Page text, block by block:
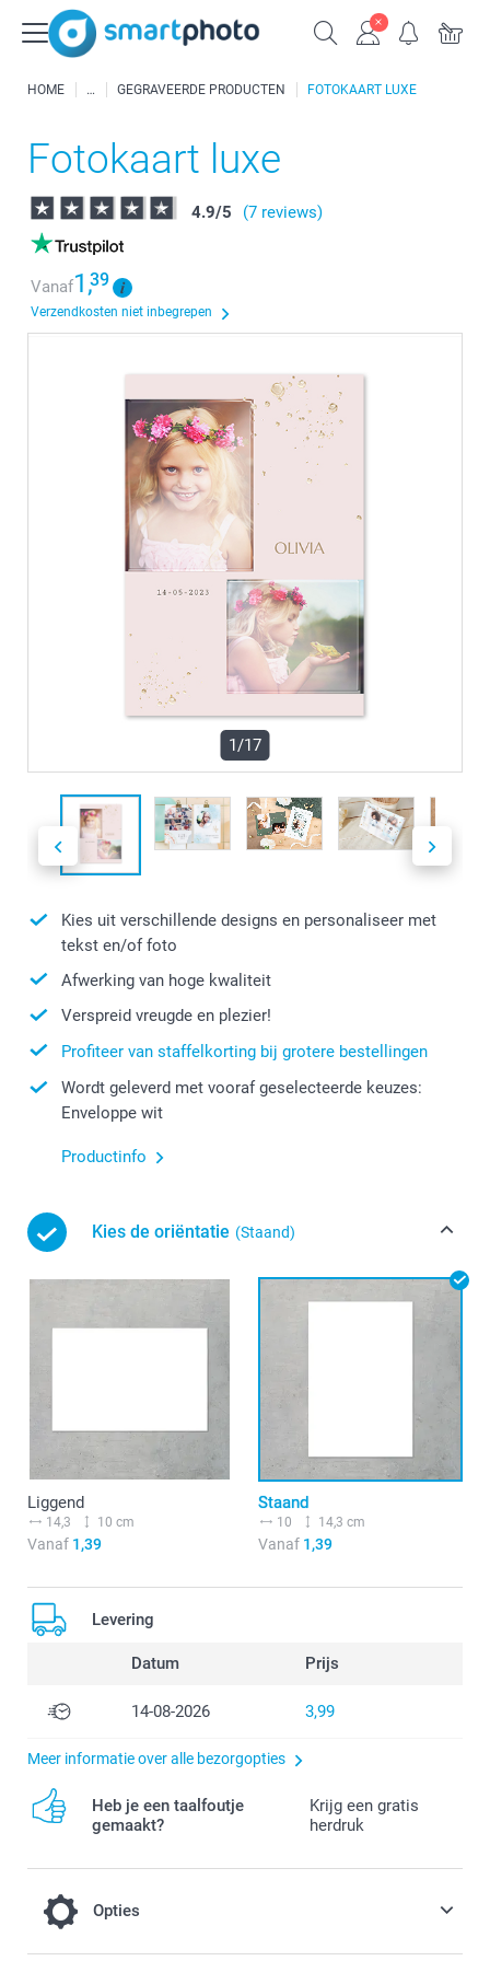
HOME GEGRAVEERDE PRODUCTEN FOTOKAART LUXE
Fotokaart luxe
4.9/5 (7 reviews)
Vanaf1,39
Verzendkosten niet inbegrepen
1/17
Kies uit verschillende designs en personaliseer met
tekst en/of foto
Afwerking van hoge kwaliteit
Verspreid vreugde en plezier!
Profiteer van staffelkorting bij grotere bestellingen
Wordt geleverd met vooraf geselecteerde keuzes:
Enveloppe wit
Productinfo
Kies de oriëntatie (Staand)
Liggend
14,3 10 cm
Vanaf 1,39
Staand
10 14,3 cm
Vanaf1,39
Levering
Datum Prijs
14-08-2026 3,99
Meer informatie over alle bezorgopties
Heb je een taalfoutje
gemaakt?
Krijg een gratis
herdruk
Opties